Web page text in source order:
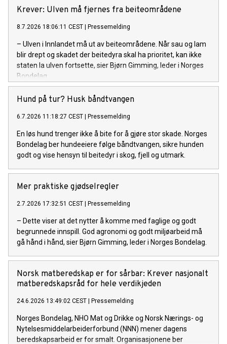
Krever: Ulven må fjernes fra beiteområdene
8.7.2026 18:06:11 CEST Pressemelding
– Ulven i Innlandet må ut av beiteområdene. Når sau og lam
blir drept og skadet der beitedyra skal ha prioritet, kan ikke
staten la ulven fortsette, sier Bjørn Gimming, leder i Norges
Bondelag.
Hund på tur? Husk båndtvangen
6.7.2026 11:18:27 CEST Pressemelding
En løs hund trenger ikke å bite for å gjøre stor skade. Norges
Bondelag ber hundeeiere følge båndtvangen, sikre hunden
godt og vise hensyn til beitedyr i skog, fjell og utmark.
Mer praktiske gjødselregler
2.7.2026 17:32:51 CEST Pressemelding
– Dette viser at det nytter å komme med faglige og godt
begrunnede innspill. God agronomi og godt miljøarbeid må
gå hånd i hånd, sier Bjørn Gimming, leder i Norges Bondelag.
Norsk matberedskap er for sårbar: Krever nasjonalt
matberedskapsråd for hele verdikjeden
24.6.2026 13:49:02 CEST Pressemelding
Norges Bondelag, NHO Mat og Drikke og Norsk Nærings- og
Nytelsesmiddelarbeiderforbund (NNN) mener dagens
beredskapsarbeid er for smalt. Organisasjonene ber